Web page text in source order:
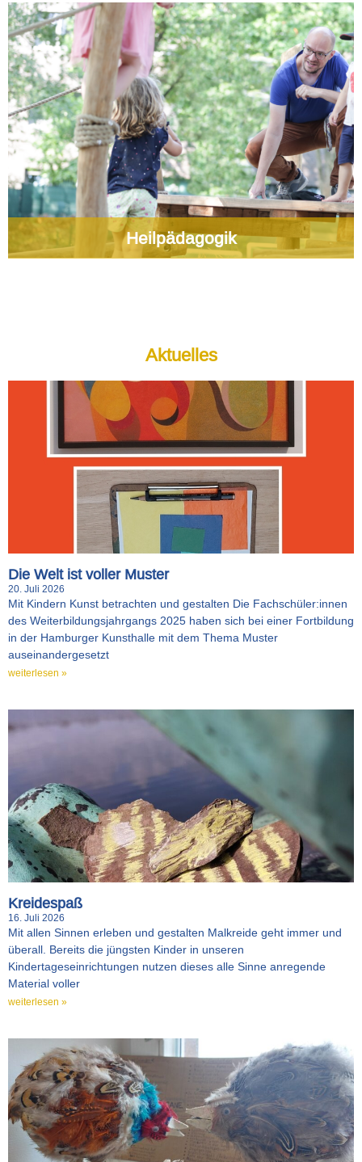
Heilpädagogik
Aktuelles
Die Welt ist voller Muster
20. Juli 2026
Mit Kindern Kunst betrachten und gestalten Die Fachschüler:innen
des Weiterbildungsjahrgangs 2025 haben sich bei einer Fortbildung
in der Hamburger Kunsthalle mit dem Thema Muster
auseinandergesetzt
weiterlesen »
Kreidespaß
16. Juli 2026
Mit allen Sinnen erleben und gestalten Malkreide geht immer und
überall. Bereits die jüngsten Kinder in unseren
Kindertageseinrichtungen nutzen dieses alle Sinne anregende
Material voller
weiterlesen »